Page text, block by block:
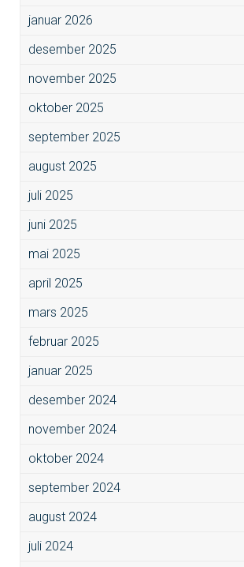
januar 2026
desember 2025
november 2025
oktober 2025
september 2025
august 2025
juli 2025
juni 2025
mai 2025
april 2025
mars 2025
februar 2025
januar 2025
desember 2024
november 2024
oktober 2024
september 2024
august 2024
juli 2024